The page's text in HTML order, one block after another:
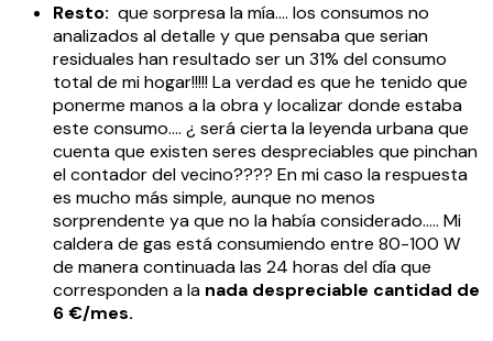
Resto: que sorpresa la mía…. los consumos no
analizados al detalle y que pensaba que serian
residuales han resultado ser un 31% del consumo
total de mi hogar!!!!! La verdad es que he tenido que
ponerme manos a la obra y localizar donde estaba
este consumo…. ¿ será cierta la leyenda urbana que
cuenta que existen seres despreciables que pinchan
el contador del vecino???? En mi caso la respuesta
es mucho más simple, aunque no menos
sorprendente ya que no la había considerado….. Mi
caldera de gas está consumiendo entre 80-100 W
de manera continuada las 24 horas del día que
corresponden a la nada despreciable cantidad de
6 €/mes.